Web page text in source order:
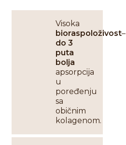
Visoka
bioraspoloživost–
do 3
puta
bolja
apsorpcija
u
poređenju
sa
običnim
kolagenom.